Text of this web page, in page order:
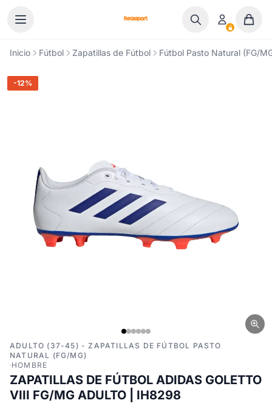
Inicio Fútbol Zapatillas de Fútbol Fútbol Pasto Natural (FG/
-12%
ADULTO (37-45) - ZAPATILLAS DE FÚTBOL PASTO
NATURAL (FG/MG)
·HOMBRE
ZAPATILLAS DE FÚTBOL ADIDAS GOLETTO
VIII FG/MG ADULTO | IH8298